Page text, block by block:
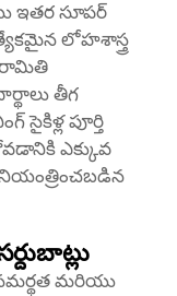
ఇతర సూపర్
లోహశాస్త్ర
తీగ
పూర్తి
ఎక్కువ
నియంత్రించబడిన
సమర్థత మరియు